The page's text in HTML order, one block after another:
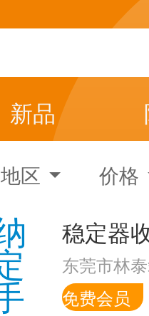
新品
地区 价格
东莞市林
免费会员